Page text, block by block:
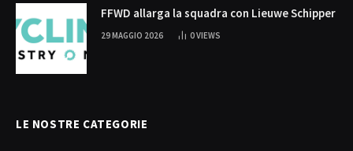
FFWD allarga la squadra con Lieuwe Schipper
29 MAGGIO 2026 0VIEWS
LE NOSTRE CATEGORIE